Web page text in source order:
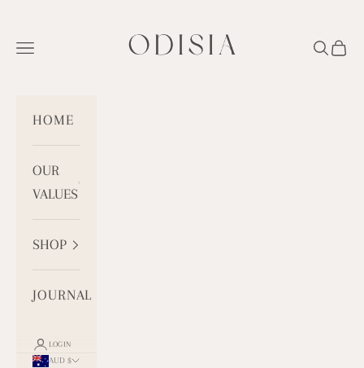
Open navigation menu
Open
HOME
OUR
VALUES
SHOP
JOURNAL
LOGIN
AUD $